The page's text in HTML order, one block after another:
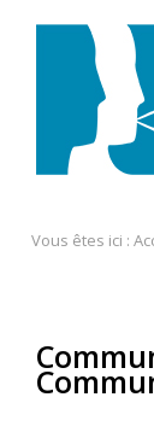
Vous êtes ici :